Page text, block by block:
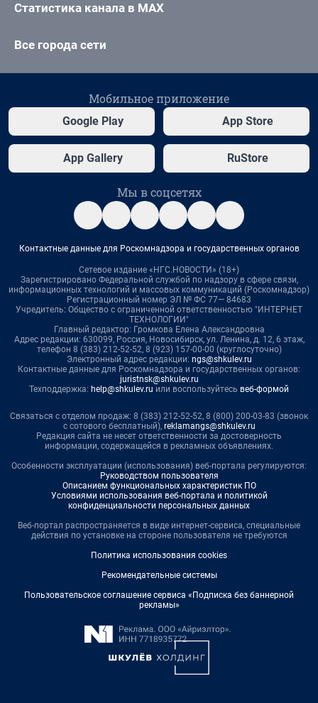
Статистика канала в MAX
Все города сети
Мобильное приложение
Google Play App Store
App Gallery RuStore
Мы в соцсетях
Контактные данные для Роскомнадзора и государственных органов
Сетевое издание «НГС.НОВОСТИ» (18+)
Зарегистрировано Федеральной службой по надзору в сфере связи,
информационных технологий и массовых коммуникаций (Роскомнадзор)
Регистрационный номер ЭЛ № ФС 77— 84683
Учредитель: Общество с ограниченной ответственностью "ИНТЕРНЕТ
ТЕХНОЛОГИИ"
Главный редактор: Громкова Елена Александровна
Адрес редакции: 630099, Россия, Новосибирск, ул. Ленина, д. 12, 6 этаж,
телефон 8 (383) 212-52-52, 8 (923) 157-00-00 (круглосуточно)
Электронный адрес редакции: ngs@shkulev.ru
Контактные данные для Роскомнадзора и государственных органов:
juristnsk@shkulev.ru
Техподдержка: help@shkulev.ru или воспользуйтесь веб-формой
Связаться с отделом продаж: 8 (383) 212-52-52, 8 (800) 200-03-83 (звонок
с сотового бесплатный), reklamangs@shkulev.ru
Редакция сайта не несет ответственности за достоверность
информации, содержащейся в рекламных объявлениях.
Особенности эксплуатации (использования) веб-портала регулируются:
Руководством пользователя
Описанием функциональных характеристик ПО
Условиями использования веб-портала и политикой
конфиденциальности персональных данных
Веб-портал распространяется в виде интернет-сервиса, специальные
действия по установке на стороне пользователя не требуются
Политика использования cookies
Рекомендательные системы
Пользовательское соглашение сервиса «Подписка без баннерной
рекламы»